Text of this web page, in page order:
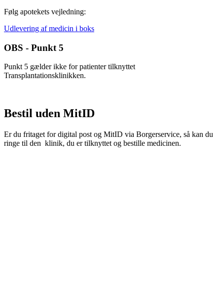
Følg apotekets vejledning:
Udlevering af medicin i boks
OBS - Punkt 5
Punkt 5 gælder ikke for patienter tilknyttet
Transplantationsklinikken.
Bestil uden MitID
Er du fritaget for digital post og MitID via Borgerservice, så kan du
ringe til den klinik, du er tilknyttet og bestille medicinen.